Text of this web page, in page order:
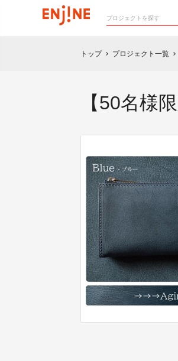
トップ chevron_right プロジェクト一覧 chevron_right
【50名様